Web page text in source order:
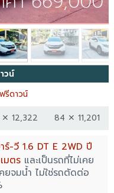
วน์
ฟรีดาวน์
12,322 84 ✕ 11,201
ร์-วี 1.6 DT E 2WD ปี
มตร และเป็นรถที่ไม่เคย
ยจมน้ำ ไม่ใช่รถตัดต่อ